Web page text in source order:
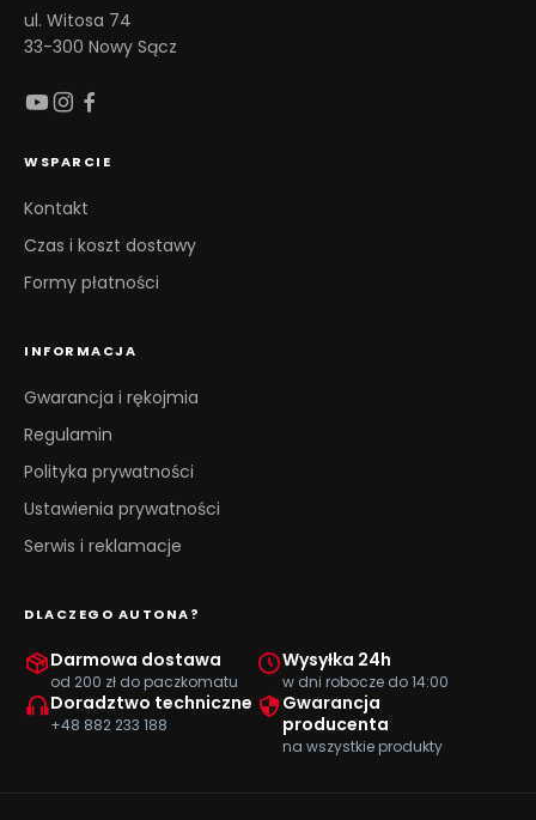
ul. Witosa 74
33-300 Nowy Sącz
WSPARCIE
Kontakt
Czas i koszt dostawy
Formy płatności
INFORMACJA
Gwarancja i rękojmia
Regulamin
Polityka prywatności
Ustawienia prywatności
Serwis i reklamacje
DLACZEGO AUTONA?
Darmowa dostawa
od 200 zł do paczkomatu
Wysyłka 24h
w dni robocze do 14:00
Doradztwo techniczne
+48 882 233 188
Gwarancja
producenta
na wszystkie produkty